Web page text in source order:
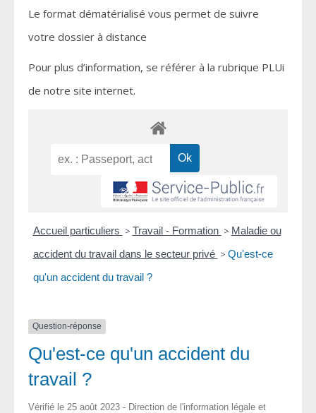
Le format dématérialisé vous permet de suivre
votre dossier à distance
Pour plus d’information, se référer à la rubrique PLUi
de notre site internet.
Accueil particuliers > Travail - Formation > Maladie ou
accident du travail dans le secteur privé > Qu'est-ce
qu'un accident du travail ?
Question-réponse
Qu'est-ce qu'un accident du
travail ?
Vérifié le 25 août 2023 - Direction de l'information légale et